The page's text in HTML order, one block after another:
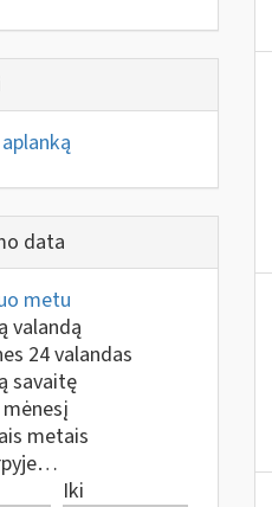
data
metu
valandą
24 valandas
savaitę
metais
Iki